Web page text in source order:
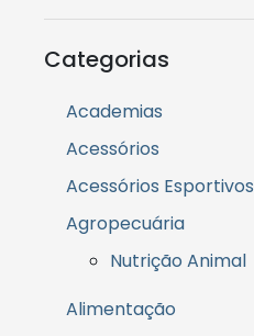
Categorias
Academias
Acessórios
Acessórios Esportivos
Agropecuária
Nutrição Animal
Alimentação